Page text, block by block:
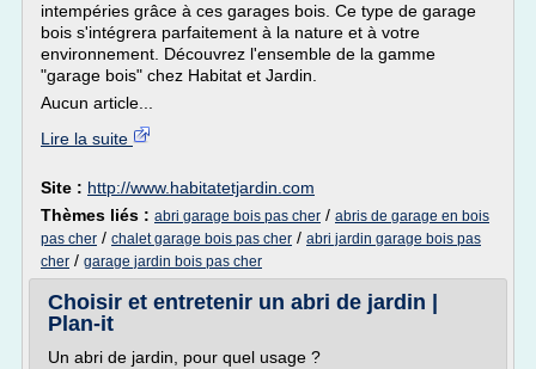
intempéries grâce à ces garages bois. Ce type de garage
bois s'intégrera parfaitement à la nature et à votre
environnement. Découvrez l'ensemble de la gamme
"garage bois" chez Habitat et Jardin.
Aucun article...
Lire la suite
Site : http://www.habitatetjardin.com
Thèmes liés : abri garage bois pas cher / abris de garage en bois
pas cher / chalet garage bois pas cher / abri jardin garage bois pas
cher / garage jardin bois pas cher
Choisir et entretenir un abri de jardin |
Plan-it
Un abri de jardin, pour quel usage ?